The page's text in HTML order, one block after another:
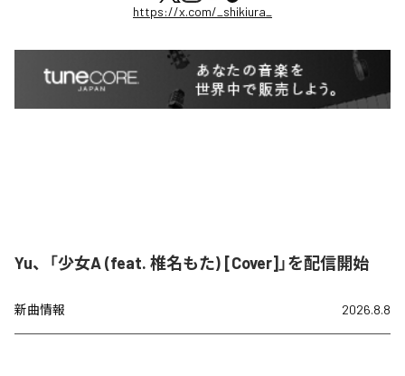
https://x.com/_shikiura_
Yu、「少女A (feat. 椎名もた) [Cover]」を配信開始
新曲情報 2026.8.8